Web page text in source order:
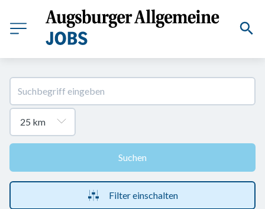
Suchen
Filter einschalten